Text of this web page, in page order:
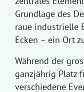
Grundlage des
raue industrielle
Ecken – ein Ort
Während der
ganzjährig Platz
verschiedene